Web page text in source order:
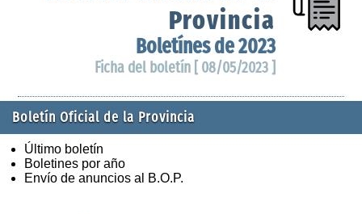
Provincia
Boletínes de 2023
Ficha del boletín [ 08/05/2023 ]
Boletín Oficial de la Provincia
Último boletín
Boletines por año
Envío de anuncios al B.O.P.